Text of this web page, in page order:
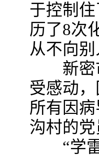
于控制
历了8次
从不向
新密市
受感动
所有因
沟村的
“学雷